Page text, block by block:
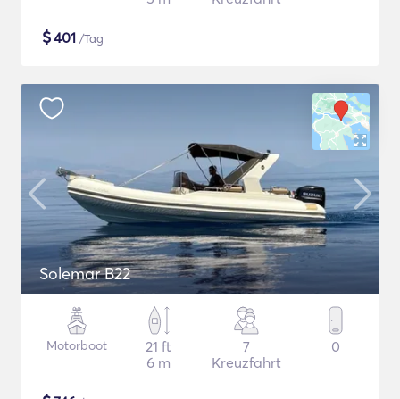
$401 /Tag
Solemar B22
Motorboot
21 ft
6 m
7
Kreuzfahrt
0